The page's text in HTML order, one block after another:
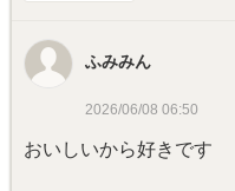
ふみみん
2026/06/08 06:50
おいしいから好きです